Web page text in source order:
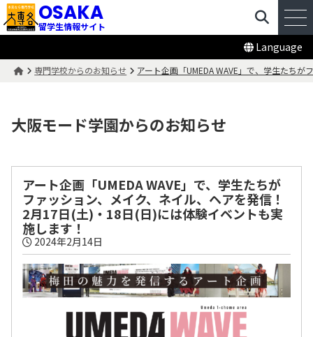
OSAKA
留学生情報サイト
Language
専門学校からのお知らせ アート企画「UMEDA WAVE」で、学生たち
大阪モード学園からのお知らせ
アート企画「UMEDA WAVE」で、学生たちが
ファッション、メイク、ネイル、ヘアを発信！
2月17日(土)・18日(日)には体験イベントも実
施します！
2024年2月14日